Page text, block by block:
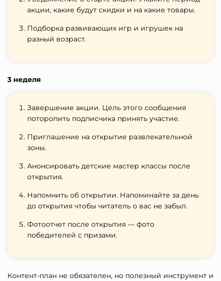
акции, какие будут скидки и на какие товары.
Подборка развивающих игр и игрушек на
разный возраст.
3 неделя
Завершение акции. Цель этого сообщения
поторопить подписчика принять участие.
Приглашение на открытие развлекательной
зоны.
Анонсировать детские мастер классы после
открытия.
Напомнить об открытии. Напоминайте за день
до открытия чтобы читатель о вас не забыл.
Фотоотчет после открытия — фото
победителей с призами.
Контент-план не обязателен, но полезный инструмент и